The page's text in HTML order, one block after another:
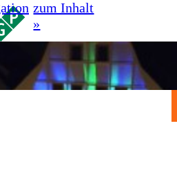
zum Inhalt
»